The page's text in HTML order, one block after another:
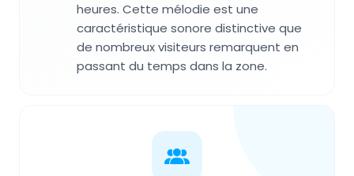
heures. Cette mélodie est une
caractéristique sonore distinctive que
de nombreux visiteurs remarquent en
passant du temps dans la zone.